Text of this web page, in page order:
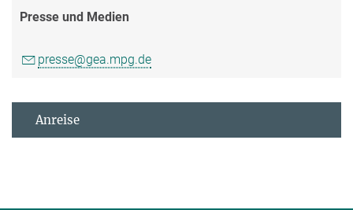
Presse und Medien
presse@gea.mpg.de
Anreise